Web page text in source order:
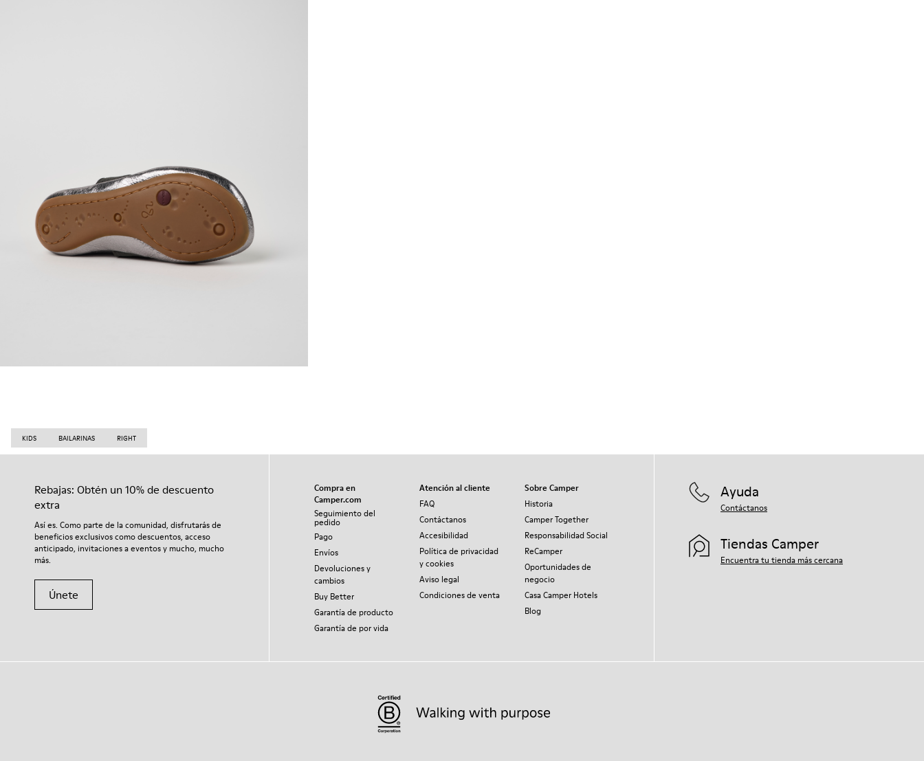
KIDS BAILARINAS RIGHT
Rebajas: Obtén un 10% de descuento
extra
Así es. Como parte de la comunidad, disfrutarás de
beneficios exclusivos como descuentos, acceso
anticipado, invitaciones a eventos y mucho, mucho
más.
Únete
Compra en
Camper.com
Seguimiento del
pedido
Pago
Envíos
Devoluciones y
cambios
Buy Better
Garantía de producto
Garantía de por vida
Atención al cliente
FAQ
Contáctanos
Accesibilidad
Política de privacidad
y cookies
Aviso legal
Condiciones de venta
Sobre Camper
Historia
Camper Together
Responsabilidad Social
ReCamper
Oportunidades de
negocio
Casa Camper Hotels
Blog
Ayuda
Contáctanos
Tiendas Camper
Encuentra tu tienda más cercana